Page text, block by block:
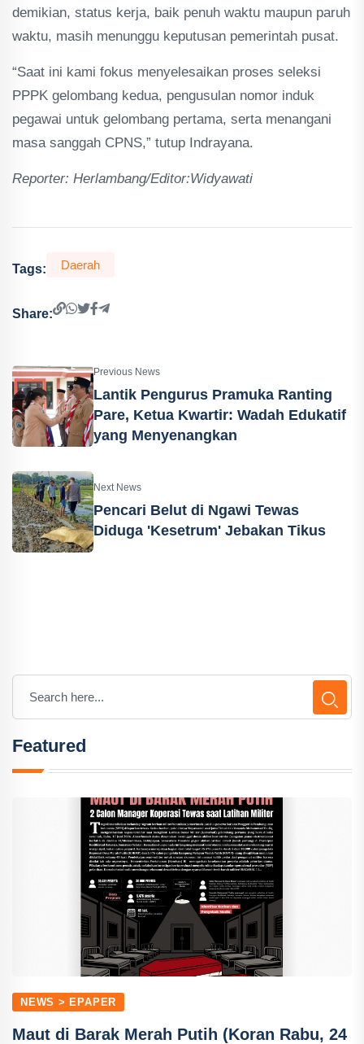
demikian, status kerja, baik penuh waktu maupun paruh
waktu, masih menunggu keputusan pemerintah pusat.
“Saat ini kami fokus menyelesaikan proses seleksi
PPPK gelombang kedua, pengusulan nomor induk
pegawai untuk gelombang pertama, serta menangani
masa sanggah CPNS,” tutup Indrayana.
Reporter: Herlambang/Editor:Widyawati
Tags: Daerah
Share:
Previous News
Lantik Pengurus Pramuka Ranting
Pare, Ketua Kwartir: Wadah Edukatif
yang Menyenangkan
Next News
Pencari Belut di Ngawi Tewas
Diduga 'Kesetrum' Jebakan Tikus
Featured
NEWS > EPAPER
Maut di Barak Merah Putih (Koran Rabu, 24